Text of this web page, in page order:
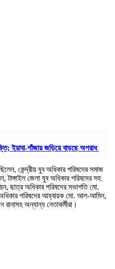
ইয়াবা-গাঁজায় জড়িয়ে বাড়ছে অপরাধ
কেন্দ্রীয় যুব অধিকার পরিষদের সমাজ
টাঙ্গাইল জেলা যুব অধিকার পরিষদের সহ
ছাত্র অধিকার পরিষদের সভাপতি মো.
পরিষদের আহ্বায়ক মো. আল-আমিন,
অন্যান্য নেতাকর্মীরা।